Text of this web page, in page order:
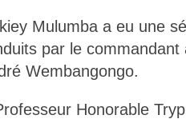
Mulumba a eu une
par le
Wembangongo.
Honorable